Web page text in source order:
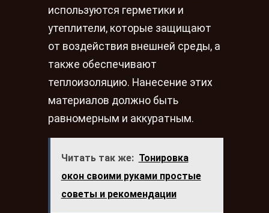
используются герметики и
утеплители, которые защищают
от воздействия внешней среды, а
также обеспечивают
теплоизоляцию. Нанесение этих
материалов должно быть
равномерным и аккуратным.
Читать так же: Тонировка
окон своими руками простые
советы и рекомендации